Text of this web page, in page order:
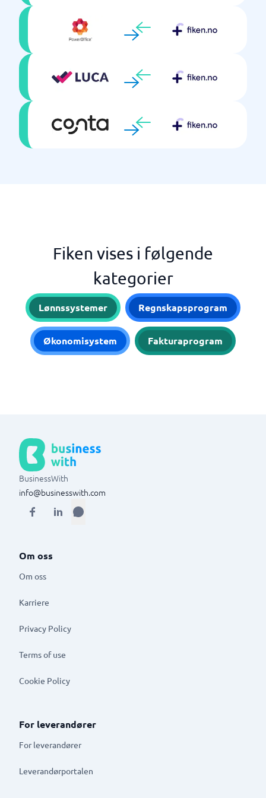
Fiken vises i følgende
kategorier
Lønnssystemer Regnskapsprogram
Økonomisystem Fakturaprogram
BusinessWith
info@businesswith.com
Om oss
Om oss
Karriere
Privacy Policy
Terms of use
Cookie Policy
For leverandører
For leverandører
Leverandørportalen